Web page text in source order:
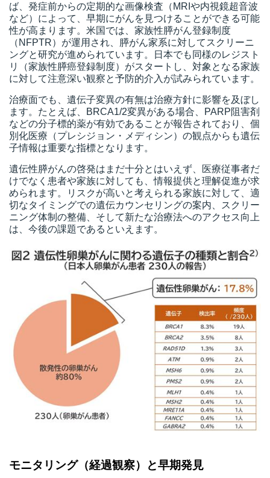
ば、発症前からの定期的な画像検査（MRIや内視鏡超音波
など）によって、早期にがんを見つけることができる可能
性が高まります。米国では、家族性膵がん登録制度
（NFPTR）が運用され、膵がん家系に対してスクリーニ
ングと研究が進められています。日本でも同様のレジスト
リ（家族性膵癌登録制度）がスタートし、対象となる家族
に対して注意深い観察と予防的介入が試みられています。
治療面でも、遺伝子変異の有無は治療方針に影響を及ぼし
ます。たとえば、BRCA1/2変異がある場合、PARP阻害剤
などの分子標的薬が有効であることが報告されており、個
別化医療（プレシジョン・メディシン）の観点からも遺伝
子情報は重要な指標となります。
遺伝性膵がんの啓発はまだ十分とはいえず、医療従事者だ
けでなく患者や家族に対しても、情報提供と理解促進が求
められます。リスクが高いと考えられる家族に対して、適
切なタイミングでの遺伝カウンセリングの案内、スクリー
ニング体制の整備、そして新たな治療法へのアクセス向上
は、今後の課題であるといえます。
モニタリング（経過観察）と早期発見